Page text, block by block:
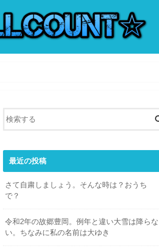
最近の投稿
さて自粛しましょう。そんな時は？おうち
で？
令和2年の故郷豊岡。例年と違い大雪は降らな
い。ちなみに私の名前は大ゆき